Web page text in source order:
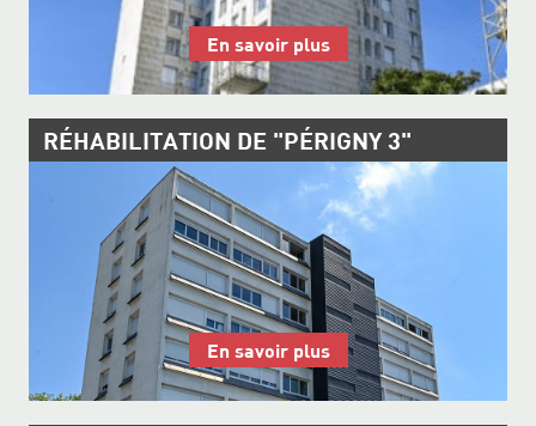
En savoir plus
RÉHABILITATION DE "PÉRIGNY 3"
En savoir plus